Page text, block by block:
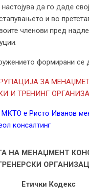
настојува да го даде
и во
членови пред
формирани
ЗА
И ТРЕНИНГ
МКТО е Ристо Иванов
консалтинг
НА МЕНАЏМЕНТ
Етички Кодекс